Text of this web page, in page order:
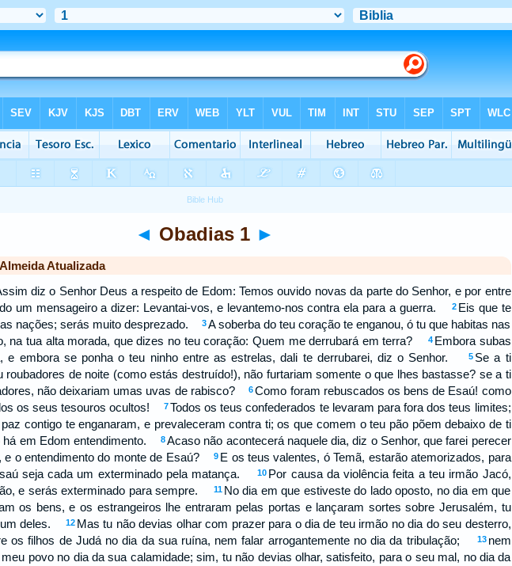
◄ Obadias 1 ►
Atualizada
diz o Senhor Deus a respeito de Edom: Temos ouvido novas da parte do Senhor, e por entre
um mensageiro a dizer: Levantai-vos, e levantemo-nos contra ela para a guerra.
2 Eis que te
nações; serás muito desprezado.
3A soberba do teu coração te enganou, ó tu que habitas nas
na tua alta morada, que dizes no teu coração: Quem me derrubará em terra?
4 Embora subas
e embora se ponha o teu ninho entre as estrelas, dali te derrubarei, diz o Senhor.
5 Se a ti
roubadores de noite (como estás destruído!), não furtariam somente o que lhes bastasse? se a ti
não deixariam umas uvas de rabisco?
6 Como foram rebuscados os bens de Esaú! como
os seus tesouros ocultos!
7Todos os teus confederados te levaram para fora dos teus limites;
contigo te enganaram, e prevaleceram contra ti; os que comem o teu pão põem debaixo de ti
há em Edom entendimento.
8Acaso não acontecerá naquele dia, diz o Senhor, que farei perecer
e o entendimento do monte de Esaú?
9 E os teus valentes, ó Temã, estarão atemorizados, para
seja cada um exterminado pela matança.
10 Por causa da violência feita a teu irmão Jacó,
e serás exterminado para sempre.
11 No dia em que estiveste do lado oposto, no dia em que
os bens, e os estrangeiros lhe entraram pelas portas e lançaram sortes sobre Jerusalém, tu
um deles.
12 Mas tu não devias olhar com prazer para o dia de teu irmão no dia do seu desterro,
os filhos de Judá no dia da sua ruína, nem falar arrogantemente no dia da tribulação;
13 nem
povo no dia da sua calamidade; sim, tu não devias olhar, satisfeito, para o seu mal, no dia da